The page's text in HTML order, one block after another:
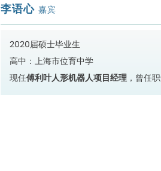
李语心 嘉宾
2020届硕士毕业生
高中：上海市位育中学
现任傅利叶人形机器人项目经理，曾任